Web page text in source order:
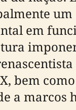
em
bem
a marcos